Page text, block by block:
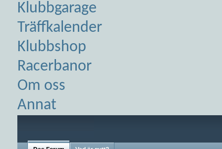
Klubbgarage
Träffkalender
Klubbshop
Racerbanor
Om oss
Annat